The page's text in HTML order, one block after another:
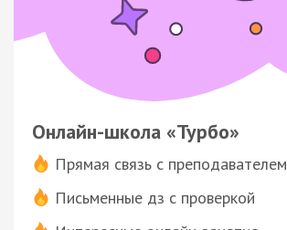
Онлайн-школа «Турбо»
Прямая связь с преподавателем
Письменные дз с проверкой